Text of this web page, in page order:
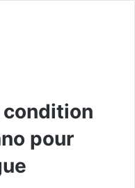
condition
pour